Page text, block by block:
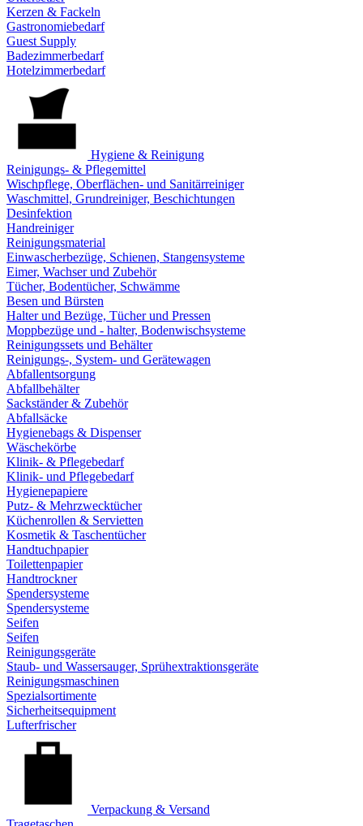
Kerzen & Fackeln
Gastronomiebedarf
Guest Supply
Badezimmerbedarf
Hotelzimmerbedarf
Hygiene & Reinigung
Reinigungs- & Pflegemittel
Wischpflege, Oberflächen- und Sanitärreiniger
Waschmittel, Grundreiniger, Beschichtungen
Desinfektion
Handreiniger
Reinigungsmaterial
Einwascherbezüge, Schienen, Stangensysteme
Eimer, Wachser und Zubehör
Tücher, Bodentücher, Schwämme
Besen und Bürsten
Halter und Bezüge, Tücher und Pressen
Moppbezüge und - halter, Bodenwischsysteme
Reinigungssets und Behälter
Reinigungs-, System- und Gerätewagen
Abfallentsorgung
Abfallbehälter
Sackständer & Zubehör
Abfallsäcke
Hygienebags & Dispenser
Wäschekörbe
Klinik- & Pflegebedarf
Klinik- und Pflegebedarf
Hygienepapiere
Putz- & Mehrzwecktücher
Küchenrollen & Servietten
Kosmetik & Taschentücher
Handtuchpapier
Toilettenpapier
Handtrockner
Spendersysteme
Spendersysteme
Seifen
Seifen
Reinigungsgeräte
Staub- und Wassersauger, Sprühextraktionsgeräte
Reinigungsmaschinen
Spezialsortimente
Sicherheitsequipment
Lufterfrischer
Verpackung & Versand